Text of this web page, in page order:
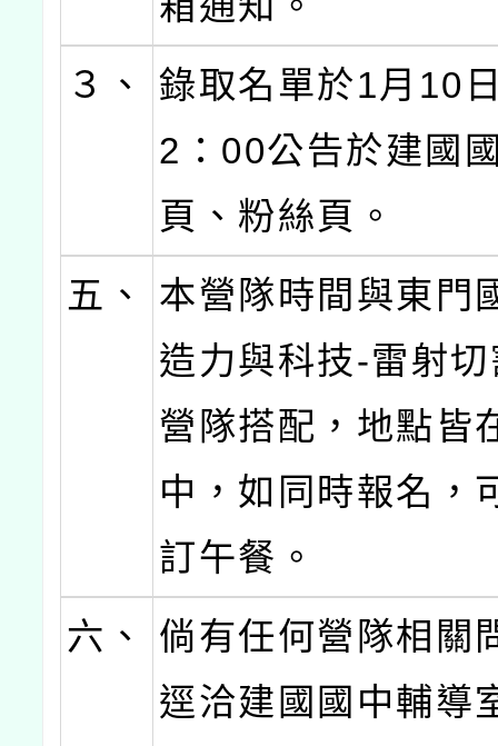
３、
錄取名單於1月10
2：00公告於建國
頁、粉絲頁。
五、
本營隊時間與東門
造力與科技-雷射
營隊搭配，地點皆
中，如同時報名，
訂午餐。
六、
倘有任何營隊相關
逕洽建國國中輔導